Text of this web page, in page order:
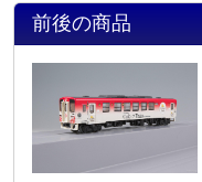
前後の商品